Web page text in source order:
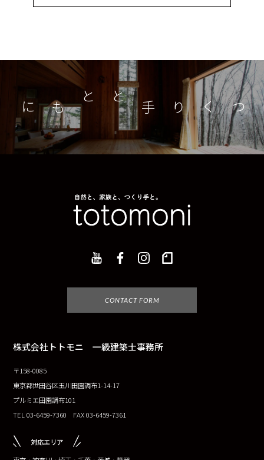
つくり手とともに
CONTACT FORM
株式会社トトモニ 一級建築士事務所
〒158-0085
東京都世田谷区玉川田園調布1-14-17
プルミエ田園調布101
TEL 03-6459-7360 FAX 03-6459-7361
対応エリア